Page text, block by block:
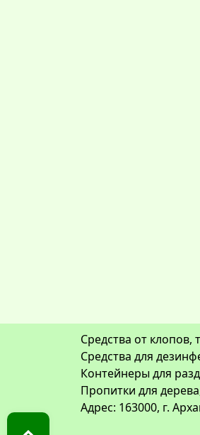
Средства от клопов,
Средства для
Контейнеры для
Пропитки для
Адрес: 163000, г.